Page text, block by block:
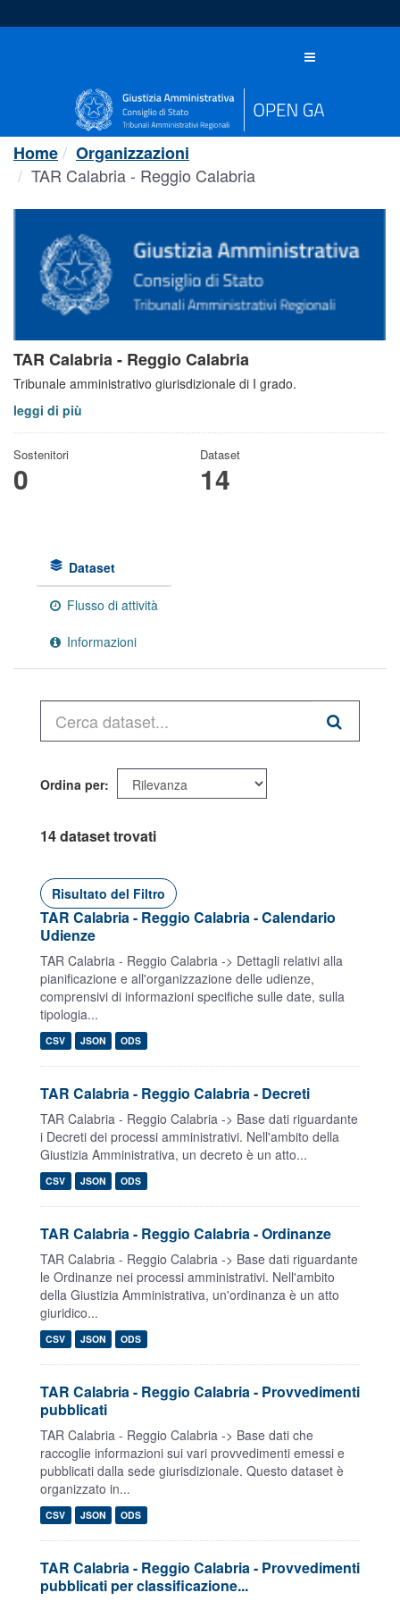
al
Toggle
Home
Organizzazioni
TAR Calabria - Reggio Calabria
TAR Calabria - Reggio Calabria
Tribunale amministrativo giurisdizionale di I grado.
leggi di più
Sostenitori
0
Dataset
14
Dataset
Flusso di attività
Informazioni
Ordina per
14 dataset trovati
Risultato del Filtro
TAR Calabria - Reggio Calabria - Calendario
Udienze
TAR Calabria - Reggio Calabria -> Dettagli relativi alla
pianificazione e all'organizzazione delle udienze,
comprensivi di informazioni specifiche sulle date, sulla
tipologia...
CSV JSON ODS
TAR Calabria - Reggio Calabria - Decreti
TAR Calabria - Reggio Calabria -> Base dati riguardante
i Decreti dei processi amministrativi. Nell'ambito della
Giustizia Amministrativa, un decreto è un atto...
CSV JSON ODS
TAR Calabria - Reggio Calabria - Ordinanze
TAR Calabria - Reggio Calabria -> Base dati riguardante
le Ordinanze nei processi amministrativi. Nell'ambito
della Giustizia Amministrativa, un'ordinanza è un atto
giuridico...
CSV JSON ODS
TAR Calabria - Reggio Calabria - Provvedimenti
pubblicati
TAR Calabria - Reggio Calabria -> Base dati che
raccoglie informazioni sui vari provvedimenti emessi e
pubblicati dalla sede giurisdizionale. Questo dataset è
organizzato in...
CSV JSON ODS
TAR Calabria - Reggio Calabria - Provvedimenti
pubblicati per classificazione...